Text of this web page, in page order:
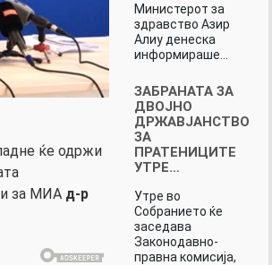
ќе одржи
за МИА д-р
Министерот за
здравство Азир
Алиу денеска
информираше…
ЗАБРАНАТА ЗА
ДВОЈНО
ДРЖАВЈАНСТВО
ЗА
ПРАТЕНИЦИТЕ
УТРЕ…
Утре во
Собранието ќе
заседава
Законодавно-
правна комисија,